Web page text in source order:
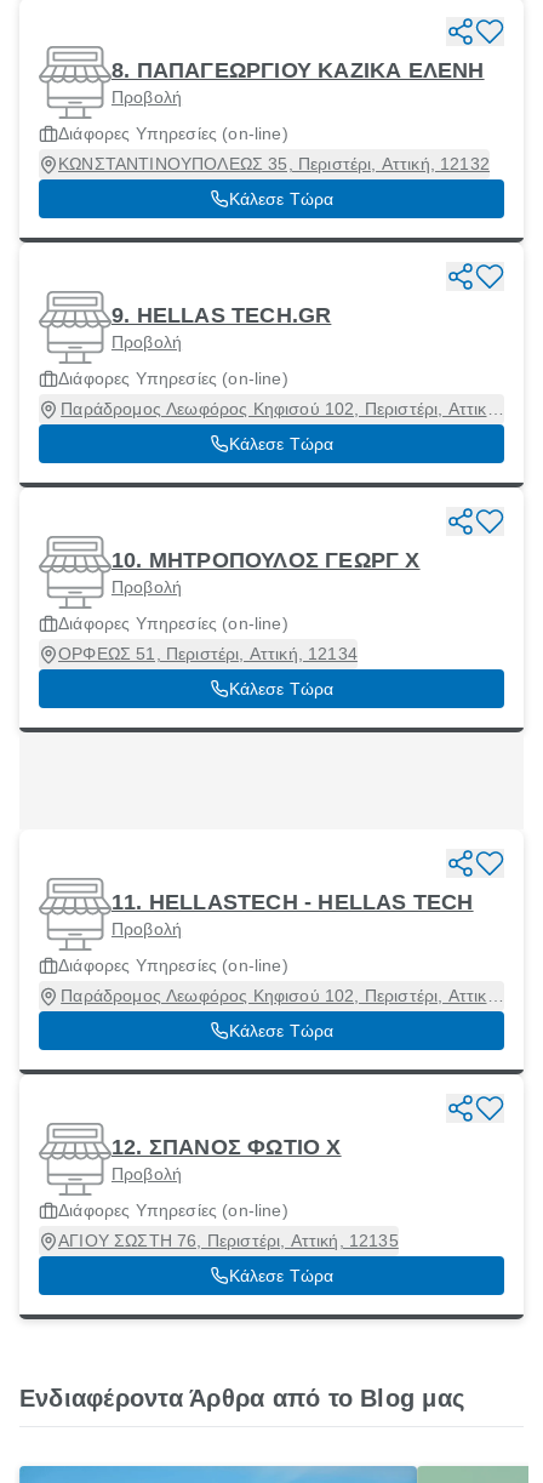
8. ΠΑΠΑΓΕΩΡΓΙΟΥ ΚΑΖΙΚΑ ΕΛΕΝΗ
Προβολή
Διάφορες Υπηρεσίες (οn-line)
ΚΩΝΣΤΑΝΤΙΝΟΥΠΟΛΕΩΣ 35, Περιστέρι, Αττική, 12132
Κάλεσε Τώρα
9. HELLAS TECH.GR
Προβολή
Διάφορες Υπηρεσίες (οn-line)
Παράδρομος Λεωφόρος Κηφισού 102, Περιστέρι, Αττική,
12132
Κάλεσε Τώρα
10. ΜΗΤΡΟΠΟΥΛΟΣ ΓΕΩΡΓ Χ
Προβολή
Διάφορες Υπηρεσίες (οn-line)
ΟΡΦΕΩΣ 51, Περιστέρι, Αττική, 12134
Κάλεσε Τώρα
11. HELLASTECH - HELLAS TECH
Προβολή
Διάφορες Υπηρεσίες (οn-line)
Παράδρομος Λεωφόρος Κηφισού 102, Περιστέρι, Αττική,
12132
Κάλεσε Τώρα
12. ΣΠΑΝΟΣ ΦΩΤΙΟ Χ
Προβολή
Διάφορες Υπηρεσίες (οn-line)
ΑΓΙΟΥ ΣΩΣΤΗ 76, Περιστέρι, Αττική, 12135
Κάλεσε Τώρα
Ενδιαφέροντα Άρθρα από το Blog μας